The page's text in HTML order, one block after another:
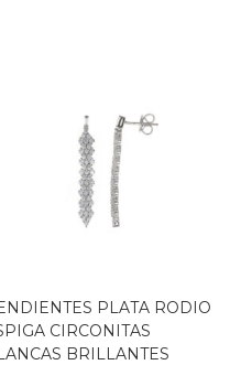
PLATA RODIO
CIRCONITAS
BRILLANTES